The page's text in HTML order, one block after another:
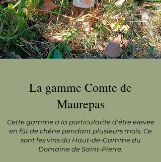
La gamme Comte de
Maurepas
Cette gamme a la particularité d'être élevée
en fût de chêne pendant plusieurs mois. Ce
sont les vins du Haut-de-Gamme du
Domaine de Saint-Pierre.